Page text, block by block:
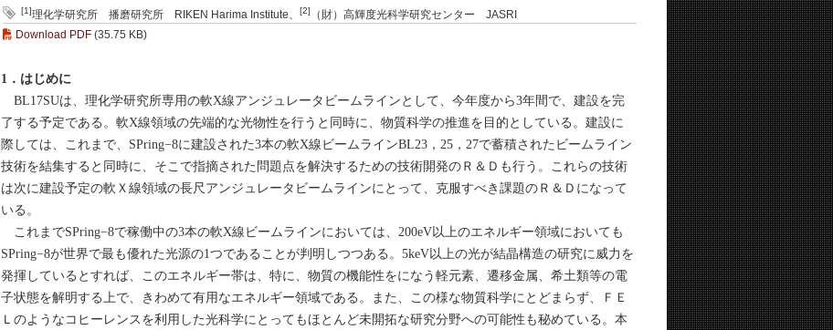
[1]理化学研究所 播磨研究所 RIKEN Harima Institute、 [2]
（財）高輝度光科学研究センター JASRI
Download PDF (35.75 KB)
1．はじめに
BL17SUは、理化学研究所専用の軟X線アンジュレータビームラインとして、今年度から3年間で、建設を完
了する予定である。軟X線領域の先端的な光物性を行うと同時に、物質科学の推進を目的としている。建設に
際しては、これまで、SPring−8に建設された3本の軟X線ビームラインBL23，25，27で蓄積されたビームライン
技術を結集すると同時に、そこで指摘された問題点を解決するための技術開発のＲ＆Ｄも行う。これらの技術
は次に建設予定の軟Ｘ線領域の長尺アンジュレータビームラインにとって、克服すべき課題のＲ＆Ｄになって
いる。
これまでSPring−8で稼働中の3本の軟X線ビームラインにおいては、200eV以上のエネルギー領域においても
SPring−8が世界で最も優れた光源の1つであることが判明しつつある。5keV以上の光が結晶構造の研究に威力を
発揮しているとすれば、このエネルギー帯は、特に、物質の機能性をになう軽元素、遷移金属、希土類等の電
子状態を解明する上で、きわめて有用なエネルギー領域である。また、この様な物質科学にとどまらず、ＦＥ
Ｌのようなコヒーレンスを利用した光科学にとってもほとんど未開拓な研究分野への可能性も秘めている。本